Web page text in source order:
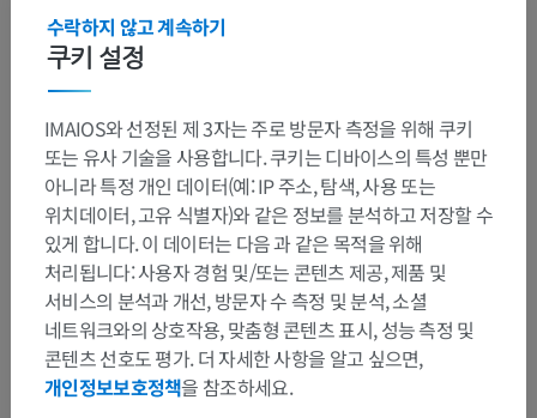
인체 신경 해부학
번역
문제를 발견하셨나요?
수정이나, 번역 또는 콘텐츠 개선에 제안이 있으면 언제든
연락 주세요.
쿠키 설정
수락하지 않고 계속하기
IMAIOS와 선정된 제 3자는 주로 방문자 측정을 위해 쿠키
또는 유사 기술을 사용합니다. 쿠키는 디바이스의 특성 뿐만
아니라 특정 개인 데이터(예: IP 주소, 탐색, 사용 또는
위치데이터, 고유 식별자)와 같은 정보를 분석하고 저장할 수
있게 합니다. 이 데이터는 다음 과 같은 목적을 위해
처리됩니다: 사용자 경험 및/또는 콘텐츠 제공, 제품 및
서비스의 분석과 개선, 방문자 수 측정 및 분석, 소셜
네트워크와의 상호작용, 맞춤형 콘텐츠 표시, 성능 측정 및
콘텐츠 선호도 평가. 더 자세한 사항을 알고 싶으면,
개인정보보호정책을 참조하세요.